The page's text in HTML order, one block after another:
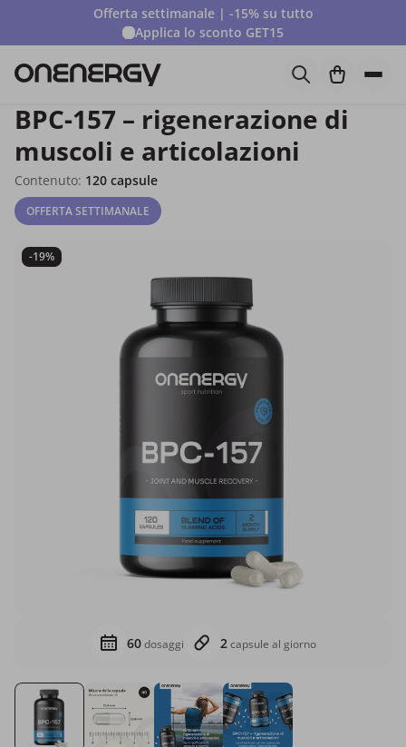
Offerta settimanale | -15% su tutto
Applica lo sconto GET15
BPC-157 – rigenerazione di
muscoli e articolazioni
Contenuto: 120 capsule
OFFERTA SETTIMANALE
-19%
60dosaggi 2capsule al giorno